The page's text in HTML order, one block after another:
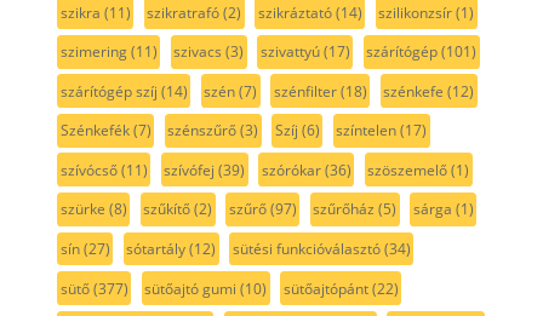
szikra (11) szikratrafó(2) szikráztató(14) szilikonzsír(1)
szimering(11) szivacs (3) szivattyú(17) szárítógép(101)
szárítógép szíj (14) szén(7) szénfilter(18) szénkefe (12)
Szénkefék(7) szénszűrő(3) Szíj (6) színtelen(17)
szívócső(11) szívófej (39) szórókar(36) szöszemelő(1)
szürke (8) szűkítő(2) szűrő(97) szűrőház (5) sárga (1)
sín(27) sótartály(12) sütési funkcióválasztó(34)
sütő(377) sütőajtó gumi (10) sütőajtópánt(22)